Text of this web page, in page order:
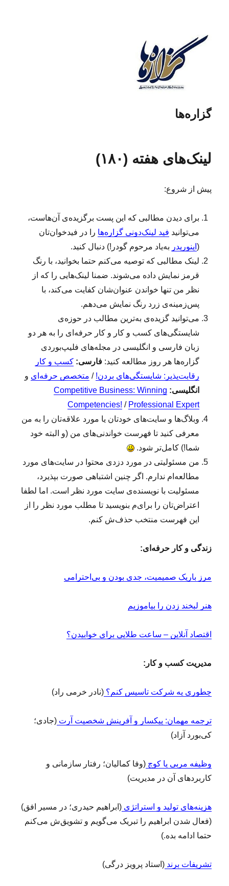
گزاره‌ها
لینک‌های هفته (۱۸۰)
پیش از شروع:
برای دیدن مطالبی که این پست برگزیده‌ی آن‌هاست،
می‌توانید فید لینک‌دونی گزاره‌ها را در فیدخوان‌تان
( اینوریدر به‌یاد مرحوم گودر!) دنبال کنید.
لینک‌ مطالبی که توصیه می‌کنم حتما بخوانید، با رنگ
قرمز نمایش داده می‌شوند. ضمنا لینک‌هایی را که از
نظر من تنها خواندن عنوان‌شان کفایت می‌کند، با
پس‌زمینه‌ی زرد رنگ نمایش می‌دهم.
می‌توانید گزیده‌ی به‌ترین مطالب در حوزه‌ی
شایستگی‌های کسب و کار و کار حرفه‌ای را به هر دو
زبان فارسی و انگلیسی در مجله‌های فلیپ‌بوردی
گزاره‌ها هر روز مطالعه کنید:فارسی: کسب و کار
رقابت‌پذیر: شایستگی‌های بردن! / متخصص حرفه‌ای و
انگلیسی: Competitive Business: Winning
Competencies! / Professional Expert
وبلاگ‌ها و سایت‌های‌ خودتان یا مورد علاقه‌تان را به من
معرفی کنید تا فهرست خواندنی‌های من (و البته خود
شما!) کامل‌تر شود.
من مسئولیتی در مورد دزدی محتوا در سایت‌های مورد
مطالعه‌ام ندارم. اگر چنین اشتباهی صورت بپذیرد،
مسئولیت با نویسنده‌ی سایت مورد نظر است. اما لطفا
اعتراض‌تان را برای‌م بنویسید تا مطلب مورد نظر را از
این فهرست منتخب حذف‌ش کنم.
زندگی و کار حرفه‌ای:
مرز باریک صمیمیت، جدی بودن و بی‌احترامی
هنر لبخند زدن را بیاموزیم
اقتصاد آنلاین – ساعت طلایی برای خوابیدن؟
مدیریت کسب و کار:
چطوری یه شرکت تاسیس کنم؟(نادر خرمی راد)
ترجمه مهمان: پیکسار و آفرینش شخصیت آرت(جادی؛
کی‌بورد آزاد)
وظیفه مربی یا کوچ(وفا کمالیان؛ رفتار سازمانی و
کاربردهای آن در مدیریت)
هزینه‌های تولید و استراتژی(ابراهیم حیدری؛ در مسیر افق)
(فعال شدن ابراهیم را تبریک می‌گویم و تشویق‌ش می‌کنم
حتما ادامه بده.)
تشریفات برند(استاد پرویز درگی)